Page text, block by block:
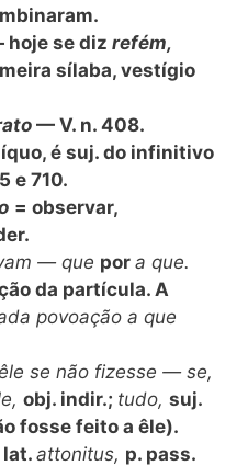
se diz refém,
sílaba, vestígio
— V. n. 408.
é suj. do infinitivo
e 710.
= observar,
— que por a que.
da partícula. A
povoação a que
se não fizesse — se,
obj. indir.; tudo, suj.
fosse feito a êle).
lat.attonitus, p. pass.